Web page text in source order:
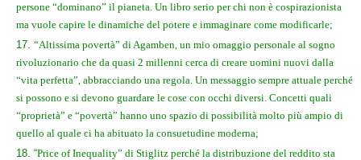
persone “dominano” il pianeta. Un libro serio per chi non è cospirazionista
ma vuole capire le dinamiche del potere e immaginare come modificarle;
“Altissima povertà” di Agamben, un mio omaggio personale al sogno
rivoluzionario che da quasi 2 millenni cerca di creare uomini nuovi dalla
“vita perfetta”, abbracciando una regola. Un messaggio sempre attuale perché
si possono e si devono guardare le cose con occhi diversi. Concetti quali
“proprietà” e “povertà” hanno uno spazio di possibilità molto più ampio di
quello al quale ci ha abituato la consuetudine moderna;
“Price of Inequality” di Stiglitz perché la distribuzione del reddito sta